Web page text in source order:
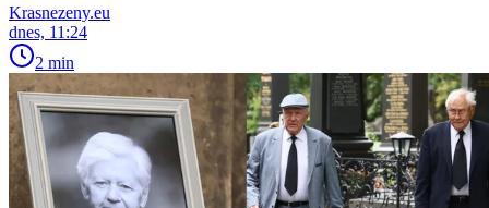
Krasnezeny.eu
dnes, 11:24
2 min